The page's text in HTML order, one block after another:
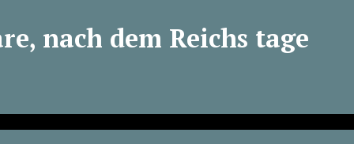
nach dem Reichs tage